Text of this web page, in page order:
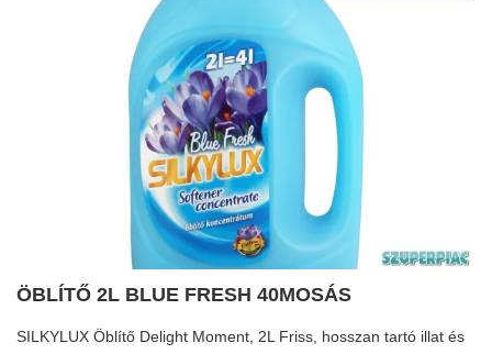
ÖBLÍTŐ 2L BLUE FRESH 40MOSÁS
SILKYLUX Öblítő Delight Moment, 2L Friss, hosszan tartó illat és